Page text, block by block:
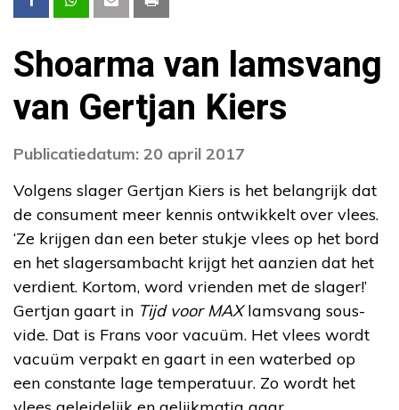
Shoarma van lamsvang
van Gertjan Kiers
Publicatiedatum: 20 april 2017
Volgens slager Gertjan Kiers is het belangrijk dat
de consument meer kennis ontwikkelt over vlees.
‘Ze krijgen dan een beter stukje vlees op het bord
en het slagersambacht krijgt het aanzien dat het
verdient. Kortom, word vrienden met de slager!’
Gertjan gaart in Tijd voor MAXlamsvang sous-
vide. Dat is Frans voor vacuüm. Het vlees wordt
vacuüm verpakt en gaart in een waterbed op
een constante lage temperatuur. Zo wordt het